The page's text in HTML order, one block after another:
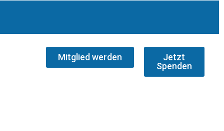
Mitglied werden
Jetzt
Spenden